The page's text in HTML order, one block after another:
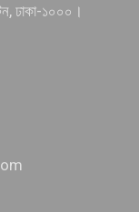
ঢাকা-১০০০।